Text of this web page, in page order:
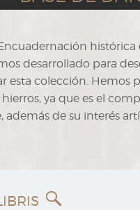
histórica
desarrollado para
esta colección. Hemos
ya que es el
de su interés